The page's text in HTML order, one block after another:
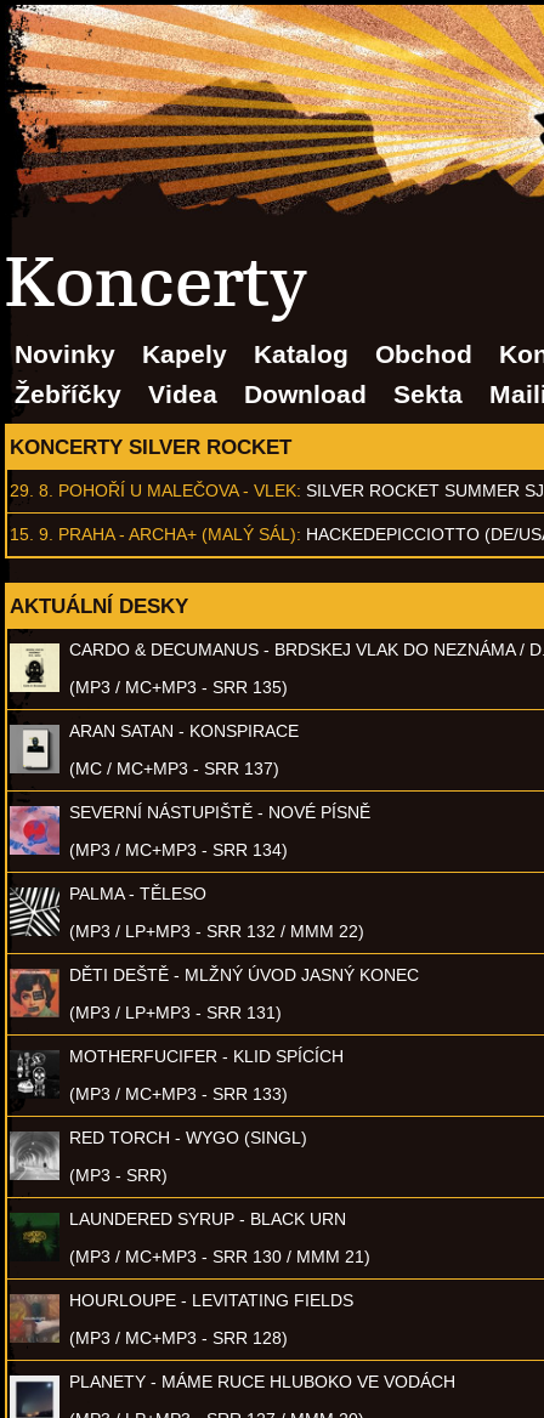
Koncerty
Novinky Kapely Katalog Obchod
Žebříčky
Videa Download Sekta
KONCERTY SILVER ROCKET
29. 8. POHOŘÍ U MALEČOVA - VLEK: SILVER ROCKET SUMMER
15. 9. PRAHA - ARCHA+ (MALÝ SÁL): HACKEDEPICCIOTTO (DE/
AKTUÁLNÍ DESKY
CARDO & DECUMANUS - BRDSKEJ VLAK DO NEZNÁMA /
(MP3 / MC+MP3 - SRR 135)
ARAN SATAN - KONSPIRACE
(MC / MC+MP3 - SRR 137)
SEVERNÍ NÁSTUPIŠTĚ - NOVÉ PÍSNĚ
(MP3 / MC+MP3 - SRR 134)
PALMA - TĚLESO
(MP3 / LP+MP3 - SRR 132 / MMM 22)
DĚTI DEŠTĚ - MLŽNÝ ÚVOD JASNÝ KONEC
(MP3 / LP+MP3 - SRR 131)
MOTHERFUCIFER - KLID SPÍCÍCH
(MP3 / MC+MP3 - SRR 133)
RED TORCH - WYGO (SINGL)
(MP3 - SRR)
LAUNDERED SYRUP - BLACK URN
(MP3 / MC+MP3 - SRR 130 / MMM 21)
HOURLOUPE - LEVITATING FIELDS
(MP3 / MC+MP3 - SRR 128)
PLANETY - MÁME RUCE HLUBOKO VE VODÁCH